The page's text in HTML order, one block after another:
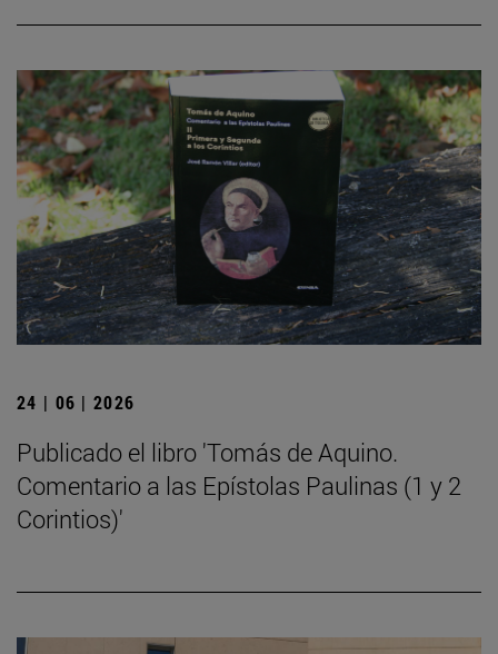
24 | 06 | 2026
Publicado el libro 'Tomás de Aquino.
Comentario a las Epístolas Paulinas (1 y 2
Corintios)'